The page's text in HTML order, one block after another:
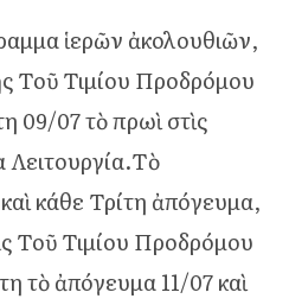
ἱερῶν ἀκολουθιῶν,
Τοῦ Τιμίου Προδρόμου
09/07 τὸ πρωὶ στὶς
Λειτουργία.Τὸ
κάθε Τρίτη ἀπόγευμα,
Τοῦ Τιμίου Προδρόμου
τὸ ἀπόγευμα 11/07 καὶ